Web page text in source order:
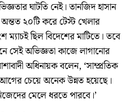
ঘাটতি নেই। তানজিদ হাসান
অন্তত ২০টি করে টেস্ট খেলার
ছিল বিদেশের মাটিতে। তবে
সেই অভিজ্ঞতা কাজে লাগানোর
অধিনায়ক বলেন, ‘সাম্প্রতিক
চেয়ে অনেক উন্নত হয়েছে।
মেলে ধরতে পারবে।’